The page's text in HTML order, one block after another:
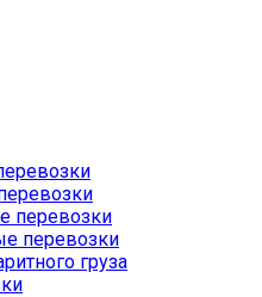
перевозки
перевозки
груза